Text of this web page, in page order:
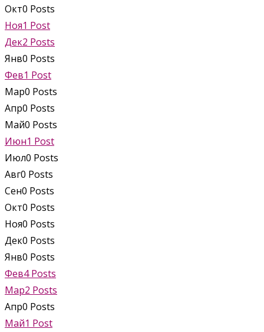
Окт0 Posts
Ноя1 Post
Дек2 Posts
Янв0 Posts
Фев1 Post
Мар0 Posts
Апр0 Posts
Май0 Posts
Июн1 Post
Июл0 Posts
Авг0 Posts
Сен0 Posts
Окт0 Posts
Ноя0 Posts
Дек0 Posts
Янв0 Posts
Фев4 Posts
Мар2 Posts
Апр0 Posts
Май1 Post